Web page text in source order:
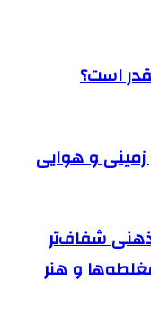
است؟
زمینی و هوایی
شفاف‌تر
مغلطه‌ها و هنر